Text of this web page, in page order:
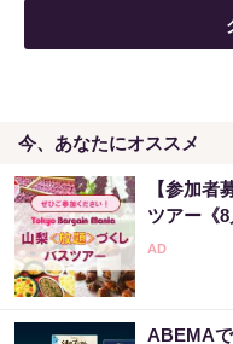
今、あなたにオススメ
【参加
ツアー《8
ABEMA